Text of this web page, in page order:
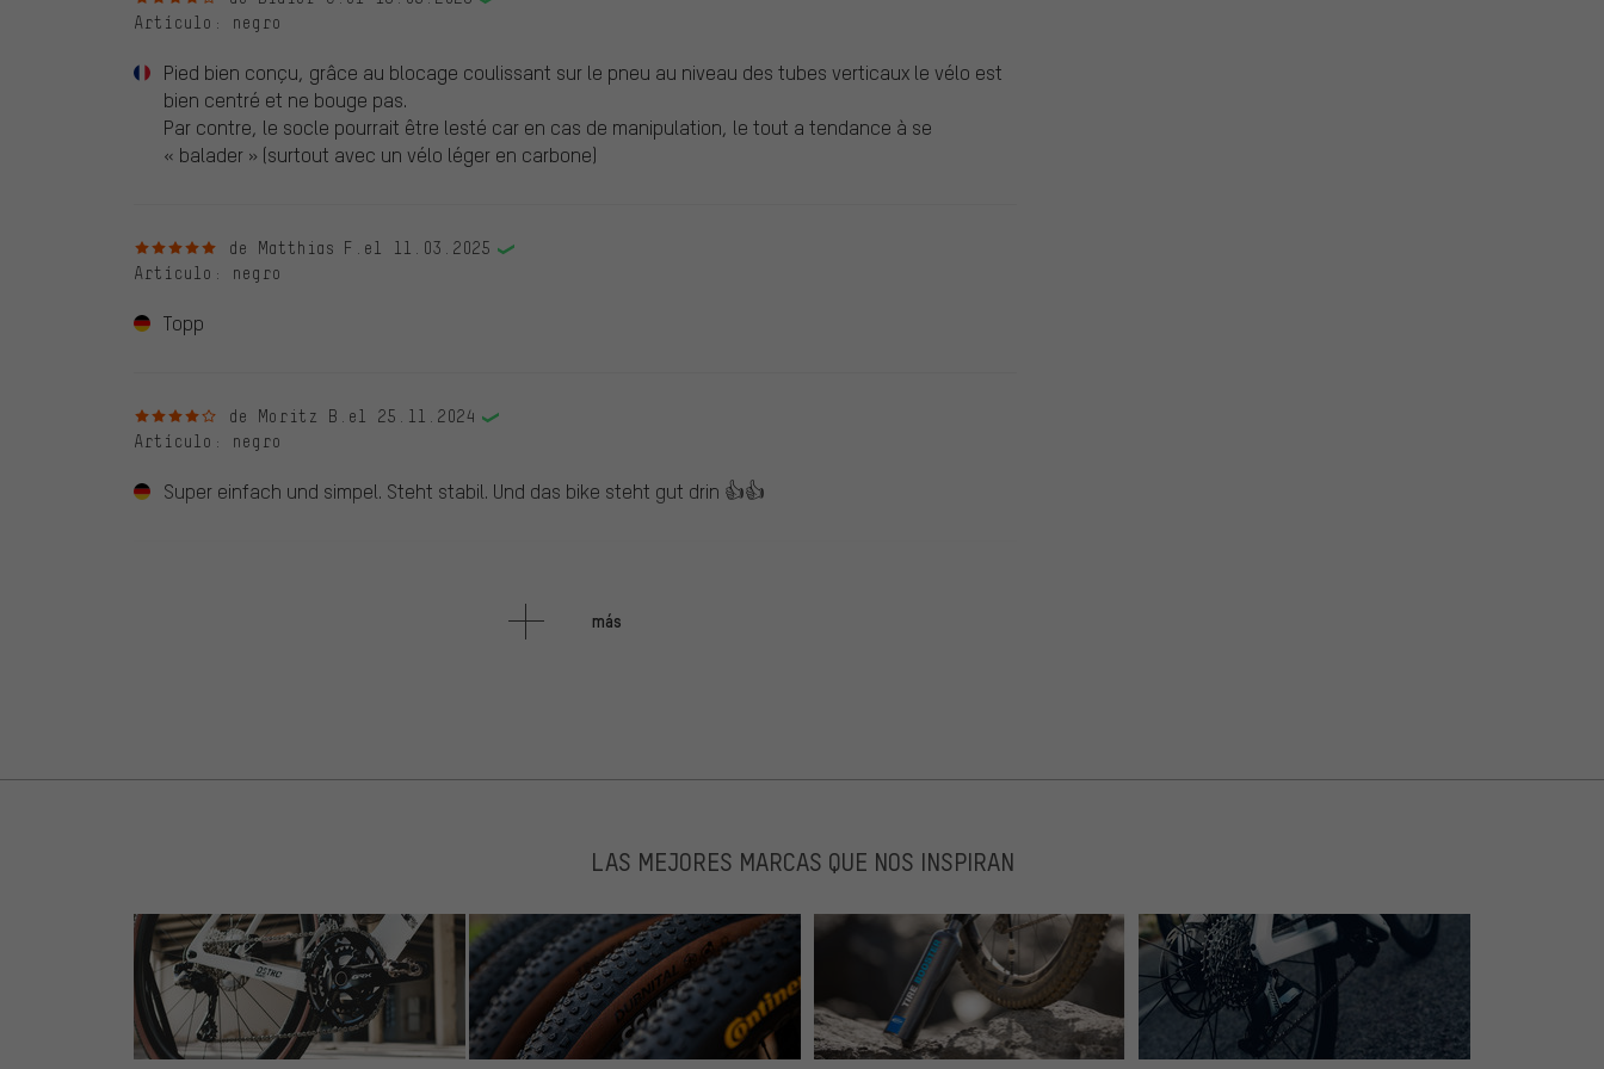
Artículo : negro
Pied bien conçu, grâce au blocage coulissant sur le pneu au niveau des tubes verticaux le vélo est
bien centré et ne bouge pas.
Par contre, le socle pourrait être lesté car en cas de manipulation, le tout a tendance à se
« balader » (surtout avec un vélo léger en carbone)
5 de 5 estrellasde Matthias F. el 11.03.2025
Artículo : negro
Topp
4 de 5 estrellasde Moritz B. el 25.11.2024
Artículo : negro
Super einfach und simpel. Steht stabil. Und das bike steht gut drin 👍👍
5 de 5 estrellasde Alexander K.el 02.08.2024
Funktioniert bei meinen beiden 'echten' Fahrrädern super. SOwohl MTB als auch Rennrad.
Für schwere eMTB eventuell etwas weich.
Lässt sich sehr einfach klappen und verstauen.
5 de 5 estrellasde MICHAEL P.el 01.08.2024
más
LAS MEJORES MARCAS QUE NOS INSPIRAN